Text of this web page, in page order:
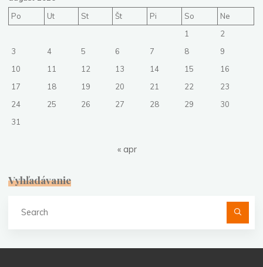
Po
Ut St Št Pi So
Ne
1
2
3
4 5 6 7 8
9
10
11 12 13 14 15
16
17
18 19 20 21 22
23
24
25 26 27 28 29
30
31
« apr
Vyhľadávanie